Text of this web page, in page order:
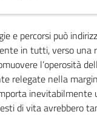
e percorsi può
in tutti, verso una
l’operosità
relegate nella
inevitabilmente
di vita avrebbero